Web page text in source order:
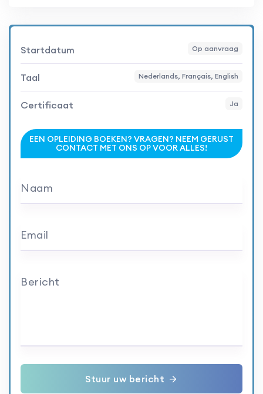
Startdatum Op aanvraag
Taal Nederlands, Français, English
Certificaat Ja
EEN OPLEIDING BOEKEN? VRAGEN? NEEM GERUST
CONTACT MET ONS OP VOOR ALLES!
Naam
Email
Bericht
Stuur uw bericht